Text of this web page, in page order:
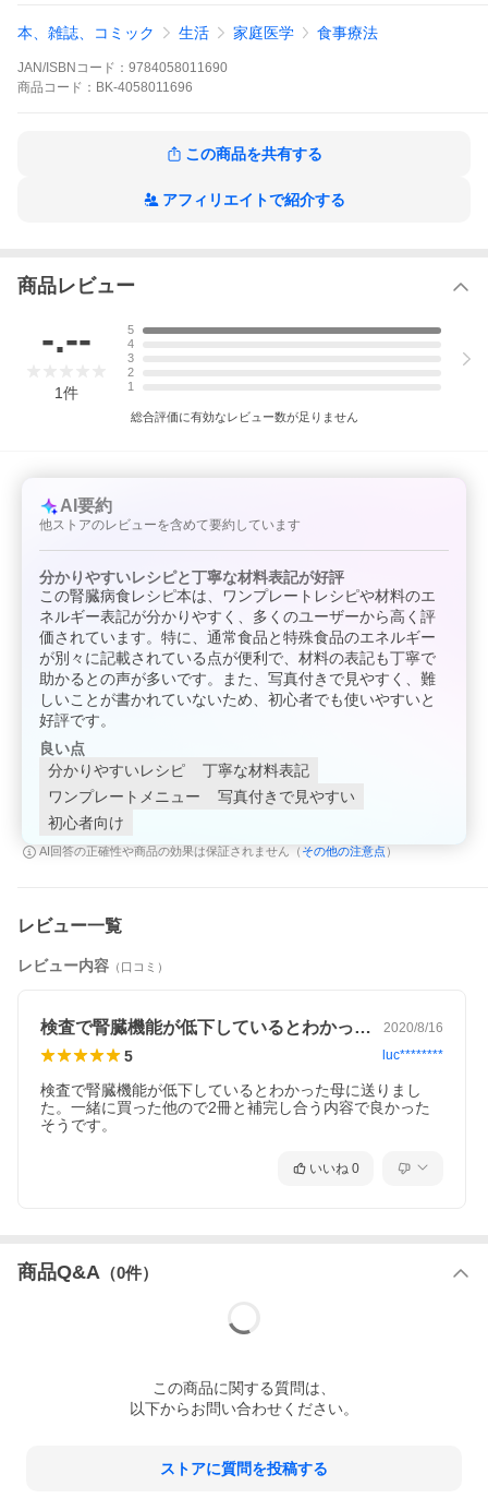
最新のCKD（慢性腎臓病）ガイドラインに対応！簡単レシピで今
までどおりのおいしさ！計算いらずで今日作るものがスグ決ま
る！調理時間＆おすすめ献立例付き！
※本データはこの商品が発売された時点の情報です。
本、雑誌、コミック 生活 家庭医学 食事療法
JAN/ISBNコード： 9784058011690
商品 コード： BK-4058011696
この商品を共有する
アフィリエイトで紹介する
商品レビュー
-.--
1件
5
4
3
2
1
総合評価に有効なレビュー数が足りません
AI要約
他ストアのレビューを含めて要約しています
分かりやすいレシピと丁寧な材料表記が好評
この腎臓病食レシピ本は、ワンプレートレシピや材料のエ
ネルギー表記が分かりやすく、多くのユーザーから高く評
価されています。特に、通常食品と特殊食品のエネルギー
が別々に記載されている点が便利で、材料の表記も丁寧で
助かるとの声が多いです。また、写真付きで見やすく、難
しいことが書かれていないため、初心者でも使いやすいと
好評です。
良い点
分かりやすいレシピ
丁寧な材料表記
ワンプレートメニュー
写真付きで見やすい
初心者向け
AI回答の正確性や商品の効果は保証されません（ その他の注意点 ）
レビュー一覧
レビュー内容 （口コミ）
検査で腎臓機能が低下しているとわかった… 2020/8/16
5 luc********
検査で腎臓機能が低下しているとわかった母に送りまし
た。一緒に買った他ので2冊と補完し合う内容で良かった
そうです。
いいね 0
商品Q&A （0件）
この商品に関する質問は、
以下からお問い合わせください。
ストアに質問を投稿する